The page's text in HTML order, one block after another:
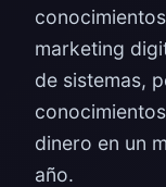
marketing
de sistemas,
dinero en un
año.